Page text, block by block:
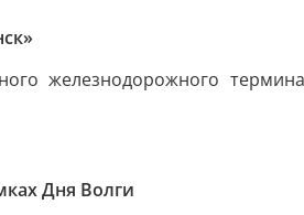
железнодорожного
Дня Волги